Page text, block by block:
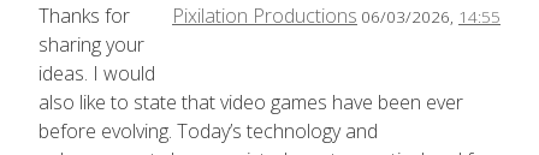
Pixilation Productions 06/03/2026, 14:55
Thanks for
sharing your
ideas. I would
also like to state that video games have been ever
before evolving. Today’s technology and